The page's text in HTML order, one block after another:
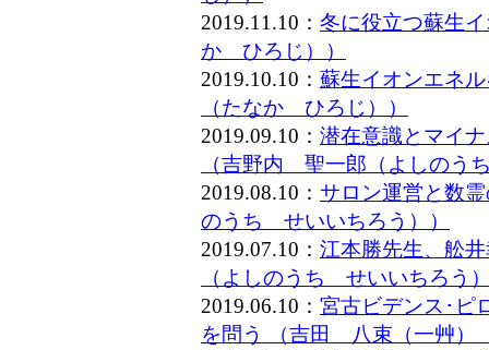
2019.11.10： 冬に役立つ蘇生
か ひろじ））
2019.10.10： 蘇生イオンエネ
（たなか ひろじ））
2019.09.10： 潜在意識とマイ
（吉野内 聖一郎（よしのう
2019.08.10： サロン運営と数
のうち せいいちろう））
2019.07.10： 江本勝先生、舩
（よしのうち せいいちろう
2019.06.10： 宮古ビデンス･ピ
を問う （吉田 八束（一艸）